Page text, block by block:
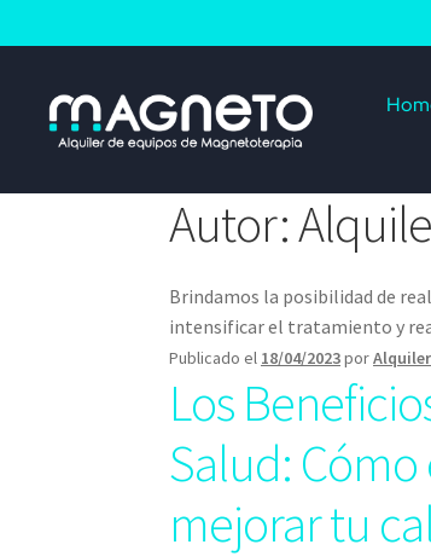
Autor:
Brindamos la posibilidad de
intensificar el tratamiento y
Publicado el 18/04/2023por
Los
Salud:
mejorar tu